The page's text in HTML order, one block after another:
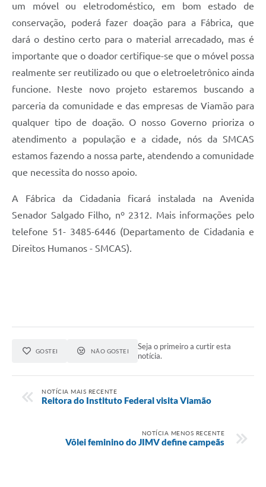
um móvel ou eletrodoméstico, em bom estado de
conservação, poderá fazer doação para a Fábrica, que
dará o destino certo para o material arrecadado, mas é
importante que o doador certifique-se que o móvel possa
realmente ser reutilizado ou que o eletroeletrônico ainda
funcione. Neste novo projeto estaremos buscando a
parceria da comunidade e das empresas de Viamão para
qualquer tipo de doação. O nosso Governo prioriza o
atendimento a população e a cidade, nós da SMCAS
estamos fazendo a nossa parte, atendendo a comunidade
que necessita do nosso apoio.
A Fábrica da Cidadania ficará instalada na Avenida
Senador Salgado Filho, nº 2312. Mais informações pelo
telefone 51- 3485-6446 (Departamento de Cidadania e
Direitos Humanos - SMCAS).
GOSTEI NÃO GOSTEI
Seja o primeiro a curtir esta
notícia.
NOTÍCIA MAIS RECENTE
Reitora do Instituto Federal visita Viamão
NOTÍCIA MENOS RECENTE
Vôlei feminino do JIMV define campeãs